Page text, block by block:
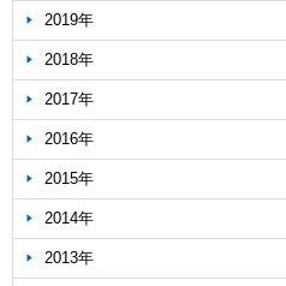
2019年
2018年
2017年
2016年
2015年
2014年
2013年